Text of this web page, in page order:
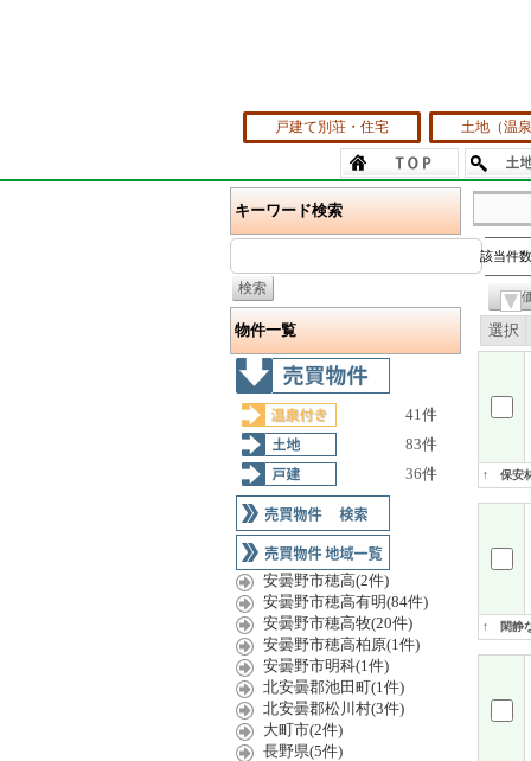
戸建て別荘・住宅 土地（温泉
キーワード検索
物件一覧
41件
83件
36件
安曇野市穂高(2件)
安曇野市穂高有明(84件)
安曇野市穂高牧(20件)
安曇野市穂高柏原(1件)
安曇野市明科(1件)
北安曇郡池田町(1件)
北安曇郡松川村(3件)
大町市(2件)
長野県(5件)
該当件
選択
↑ 保安
↑ 閑静